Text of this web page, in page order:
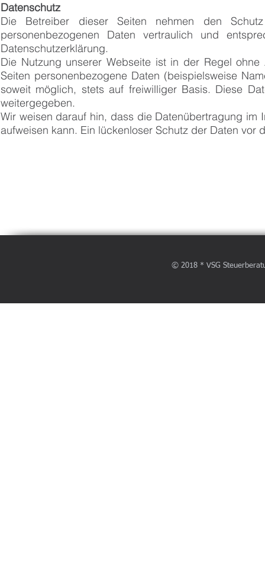
Datenschutz
Die Betreiber dieser Seiten nehmen den
personenbezogenen Daten vertraulich und
Datenschutzerklärung.
Die Nutzung unserer Webseite ist in der Regel
Seiten personenbezogene Daten (beispielsweise
soweit möglich, stets auf freiwilliger Basis. Diese
weitergegeben.
Wir weisen darauf hin, dass die Datenübertragung im
aufweisen kann. Ein lückenloser Schutz der Daten
© 2018 * VSG